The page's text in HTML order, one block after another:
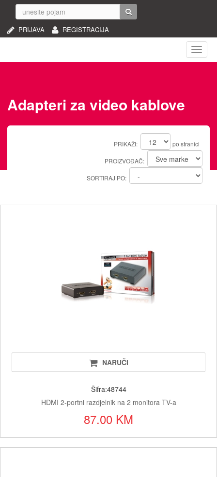
REGISTRACIJA
PRIJAVA
Adapteri za video kablove
PRIKAŽI: po stranici
PROIZVOĐAČ:
SORTIRAJ PO:
NARUČI
Šifra:48744
HDMI 2-portni razdjelnik na 2 monitora TV-a
87.00 KM